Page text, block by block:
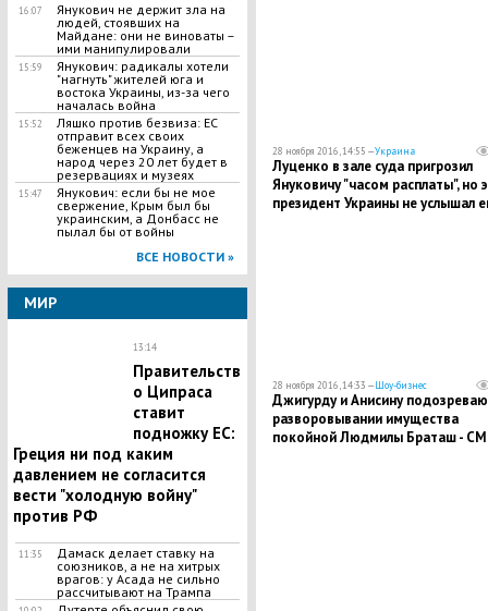
16:07
Янукович не держит зла на
людей, стоявших на
Майдане: они не виноваты –
ими манипулировали
15:59
Янукович: радикалы хотели
"нагнуть" жителей юга и
востока Украины, из-за чего
началась война
15:52
Ляшко против безвиза: ЕС
отправит всех своих
беженцев на Украину, а
народ через 20 лет будет в
резервациях и музеях
15:47
Янукович: если бы не мое
свержение, Крым был бы
украинским, а Донбасс не
пылал бы от войны
ВСЕ НОВОСТИ »
МИР
13:14
Правительств
о Ципраса
ставит
подножку ЕС:
Греция ни под каким
давлением не согласится
вести "холодную войну"
против РФ
11:35
Дамаск делает ставку на
союзников, а не на хитрых
врагов: у Асада не сильно
рассчитывают на Трампа
28 ноября 2016, 14:55 —Украина
Луценко в зале суда пригрозил
Януковичу "часом расплаты", но
президент Украины не услышал
28 ноября 2016, 14:33 —Шоу-бизнес
Джигурду и Анисину
разворовывании имущества
покойной Людмилы Браташ -